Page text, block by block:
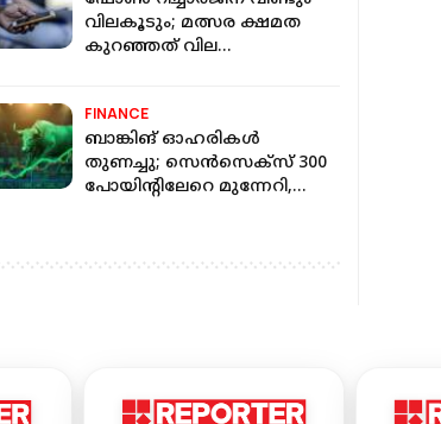
വിലകൂടും; മത്സര ക്ഷമത
കുറഞ്ഞത് വില
FINANCE
ബാങ്കിങ് ഓഹരികൾ
തുണച്ചു; സെൻസെക്സ് 300
പോയിന്റിലേറെ മുന്നേറി,